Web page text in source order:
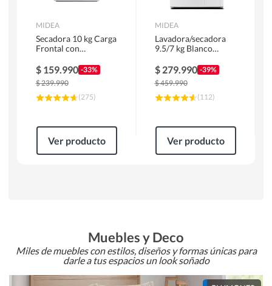
MIDEA
Secadora 10 kg Carga
Frontal con
MD100A100/W2
$ 159.990 -33%
$239.990
(275)
Ver producto
MIDEA
Lavadora/secadora
9.5/7 kg Blanco
$ 279.990 -39%
$459.990
(112)
Ver producto
Muebles y Deco
Miles de muebles con estilos, diseños y formas únicas para
darle a tus espacios un look soñado